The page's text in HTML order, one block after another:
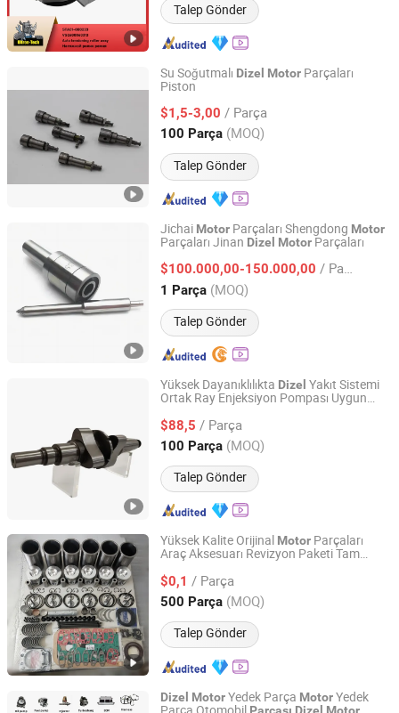
Talep Gönder
Su Soğutmalı Dizel Motor Parçaları
Piston
$1,5-3,00 / Parça
100 Parça (MOQ)
Talep Gönder
Hangzhou Raja Machinery Co., Ltd.
Zhejiang, China Fiyat 2022
Jichai Motor Parçaları Shengdong Motor
Parçaları Jinan Dizel Motor Parçaları
$100.000,00-150.000,00 / Parça
1 Parça (MOQ)
Talep Gönder
Jinan Guohua Green Power Equipment Co., Ltd.
Shandong, China Fiyat 2018
Yüksek Dayanıklılıkta Dizel Yakıt Sistemi
Ortak Ray Enjeksiyon Pompası Uygun
$88,5 / Parça
100 Parça (MOQ)
Talep Gönder
Shijiazhuang Mankai Auto Parts Sales Co., Ltd.
Hebei, China Fiyat 2026
Yüksek Kalite Orijinal Motor Parçaları
Araç Aksesuarı Revizyon Paketi Tam
MotorGw4d20 Gw4d20m Toptan
$0,1 / Parça
500 Parça (MOQ)
Talep Gönder
Chengdu Changyin Trade Co., Ltd.
Sichuan, China Fiyat 2025
Dizel MotorYedek Parça MotorYedek
Parçası Dizel Motor